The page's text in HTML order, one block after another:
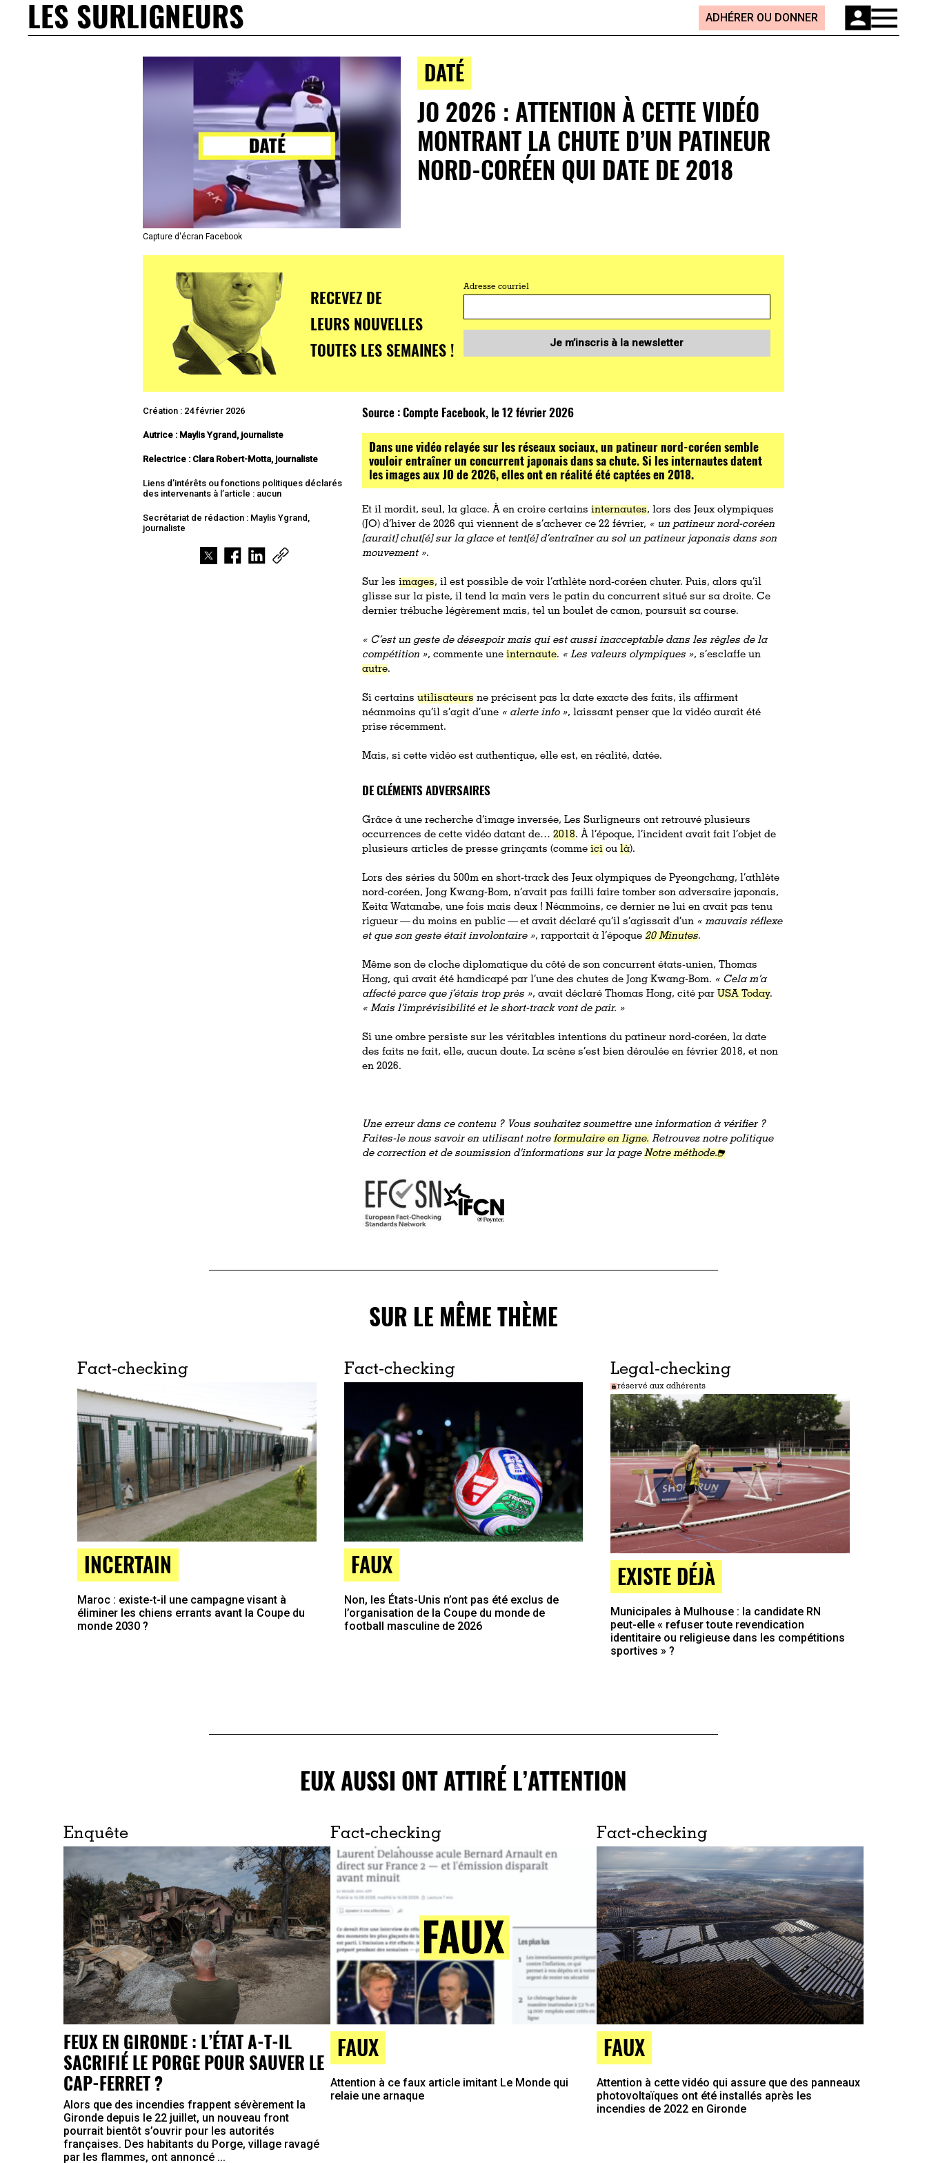
LES SURLIGNEURS ADHÉRER OU DONNER
Capture d'écran Facebook
DATÉ
JO 2026 : ATTENTION À CETTE VIDÉO
MONTRANT LA CHUTE D’UN PATINEUR
NORD-CORÉEN QUI DATE DE 2018
RECEVEZ DE
LEURS NOUVELLES
TOUTES LES SEMAINES !
Adresse courriel
Je m’inscris à la newsletter
Création : 24 février 2026
Autrice : Maylis Ygrand, journaliste
Relectrice : Clara Robert-Motta, journaliste
Liens d’intérêts ou fonctions politiques déclarés
des intervenants à l’article : aucun
Secrétariat de rédaction : Maylis Ygrand,
journaliste
Source :Compte Facebook, le 12 février 2026
Dans une vidéo relayée sur les réseaux sociaux, un patineur nord-coréen semble
vouloir entraîner un concurrent japonais dans sa chute. Si les internautes datent
les images aux JO de 2026, elles ont en réalité été captées en 2018.
Et il mordit, seul, la glace. À en croire certainsinternautes, lors des Jeux olympiques
(JO) d’hiver de 2026 qui viennent de s’achever ce 22 février, « un patineur nord-coréen
[aurait] chut[é] sur la glace et tent[é] d’entraîner au sol un patineur japonais dans son
mouvement ».
Sur lesimages, il est possible de voir l’athlète nord-coréen chuter. Puis, alors qu’il
glisse sur la piste, il tend la main vers le patin du concurrent situé sur sa droite. Ce
dernier trébuche légèrement mais, tel un boulet de canon, poursuit sa course.
« C’est un geste de désespoir mais qui est aussi inacceptable dans les règles de la
compétition », commente uneinternaute. « Les valeurs olympiques », s’esclaffe un
autre.
Si certainsutilisateurs ne précisent pas la date exacte des faits, ils affirment
néanmoins qu’il s’agit d’une « alerte info », laissant penser que la vidéo aurait été
prise récemment.
Mais, si cette vidéo est authentique, elle est, en réalité, datée.
DE CLÉMENTS ADVERSAIRES
Grâce à une recherche d’image inversée, Les Surligneurs ont retrouvé plusieurs
occurrences de cette vidéo datant de…2018. À l’époque, l’incident avait fait l’objet de
plusieurs articles de presse grinçants (commeici oulà).
Lors des séries du 500m en short-track des Jeux olympiques de Pyeongchang, l’athlète
nord-coréen, Jong Kwang-Bom, n’avait pas failli faire tomber son adversaire japonais,
Keita Watanabe, une fois mais deux ! Néanmoins, ce dernier ne lui en avait pas tenu
rigueur — du moins en public — et avait déclaré qu’il s’agissait d’un « mauvais réflexe
et que son geste était involontaire », rapportait à l’époque20 Minutes.
Même son de cloche diplomatique du côté de son concurrent états-unien, Thomas
Hong, qui avait été handicapé par l’une des chutes de Jong Kwang-Bom. « Cela m’a
affecté parce que j’étais trop près », avait déclaré Thomas Hong, cité par USA Today.
« Mais l’imprévisibilité et le short-track vont de pair. »
Si une ombre persiste sur les véritables intentions du patineur nord-coréen, la date
des faits ne fait, elle, aucun doute. La scène s’est bien déroulée en février 2018, et non
en 2026.
Une erreur dans ce contenu ? Vous souhaitez soumettre une information à vérifier ?
Faites-le nous savoir en utilisant notreformulaire en ligne. Retrouvez notre politique
de correction et de soumission d'informations sur la pageNotre méthode.
SUR LE MÊME THÈME
Fact-checking
INCERTAIN
Maroc : existe-t-il une campagne visant à
éliminer les chiens errants avant la Coupe du
monde 2030 ?
Fact-checking
FAUX
Non, les États-Unis n’ont pas été exclus de
l’organisation de la Coupe du monde de
football masculine de 2026
Legal-checking
réservé aux adhérents
EXISTE DÉJÀ
Municipales à Mulhouse : la candidate RN
peut-elle « refuser toute revendication
identitaire ou religieuse dans les compétitions
sportives » ?
EUX AUSSI ONT ATTIRÉ L’ATTENTION
Enquête
FEUX EN GIRONDE : L’ÉTAT A-T-IL
SACRIFIÉ LE PORGE POUR SAUVER LE
CAP-FERRET ?
Alors que des incendies frappent sévèrement la
Gironde depuis le 22 juillet, un nouveau front
pourrait bientôt s’ouvrir pour les autorités
françaises. Des habitants du Porge, village ravagé
par les flammes, ont annoncé ...
Fact-checking
FAUX
Attention à ce faux article imitant Le Monde qui
relaie une arnaque
Fact-checking
FAUX
Attention à cette vidéo qui assure que des panneaux
photovoltaïques ont été installés après les
incendies de 2022 en Gironde